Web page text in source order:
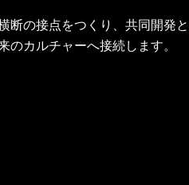
断の接点をつくり、共同開発
のカルチャーへ接続します。